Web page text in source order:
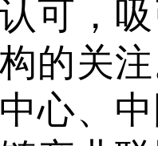
可，
的关
心、